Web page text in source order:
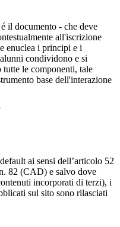
il documento - che deve
all'iscrizione
enuclea i principi e i
condividono e si
le componenti, tale
base dell'interazione
ai sensi dell’articolo 52
82 (CAD) e salvo dove
incorporati di terzi), i
sul sito sono rilasciati